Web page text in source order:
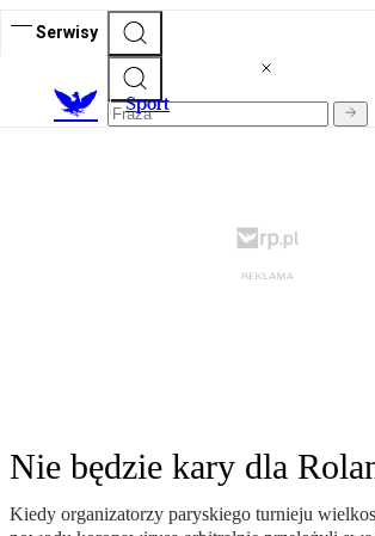
Serwisy
Sport
Nie będzie kary dla
Kiedy organizatorzy paryskiego turnieju